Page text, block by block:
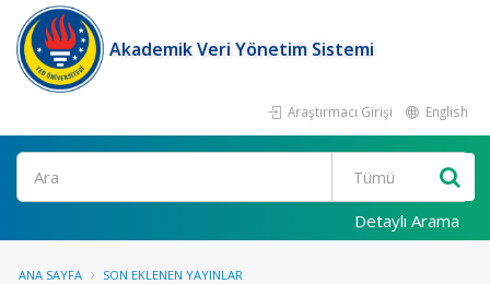
Akademik Veri Yönetim Sistemi
Araştırmacı Girişi English
Ara
Detaylı Arama
ANA SAYFA SON EKLENEN YAYINLAR